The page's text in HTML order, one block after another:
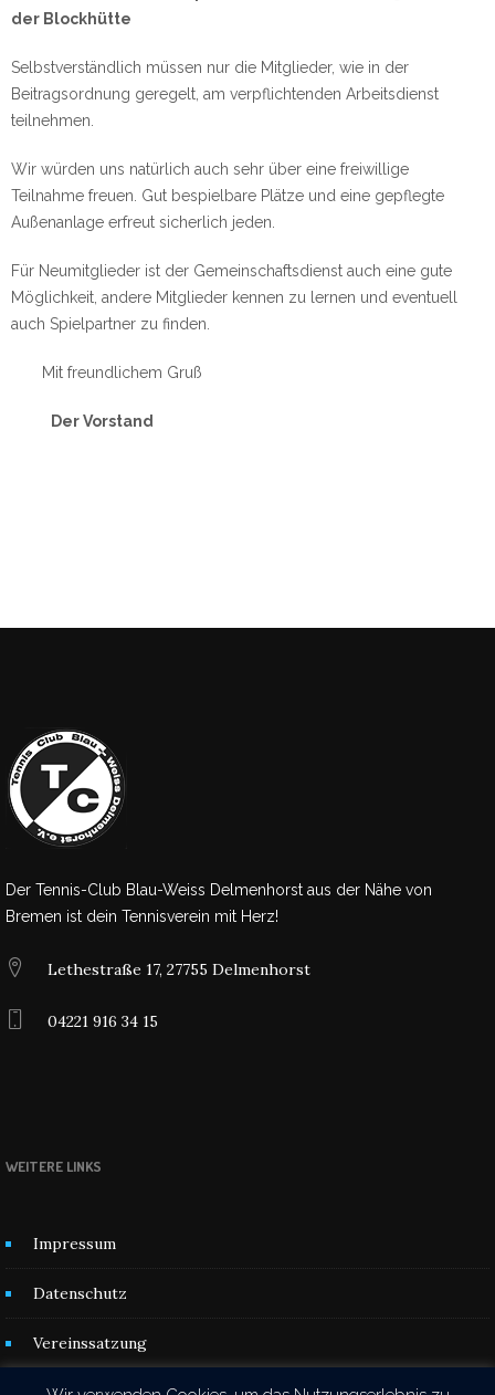
der Blockhütte
Selbstverständlich müssen nur die Mitglieder, wie in der
Beitragsordnung geregelt, am verpflichtenden Arbeitsdienst
teilnehmen.
Wir würden uns natürlich auch sehr über eine freiwillige
Teilnahme freuen. Gut bespielbare Plätze und eine gepflegte
Außenanlage erfreut sicherlich jeden.
Für Neumitglieder ist der Gemeinschaftsdienst auch eine gute
Möglichkeit, andere Mitglieder kennen zu lernen und eventuell
auch Spielpartner zu finden.
Mit freundlichem Gruß
Der Vorstand
Der Tennis-Club Blau-Weiss Delmenhorst aus der Nähe von
Bremen ist dein Tennisverein mit Herz!
Lethestraße 17, 27755 Delmenhorst
04221 916 34 15
WEITERE LINKS
Impressum
Datenschutz
Vereinssatzung